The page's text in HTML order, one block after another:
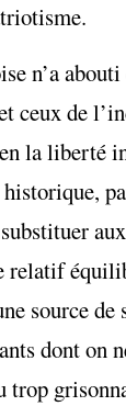
n’a
de
la liberté
source
dont on